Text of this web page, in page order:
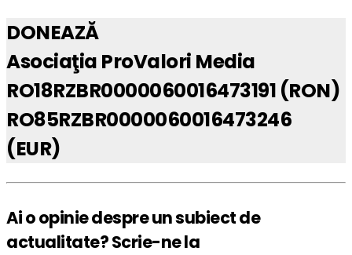
DONEAZĂ
Asociaţia ProValori Media
RO18RZBR0000060016473191 (RON)
RO85RZBR0000060016473246
(EUR)
Ai o opinie despre un subiect de
actualitate? Scrie-ne la